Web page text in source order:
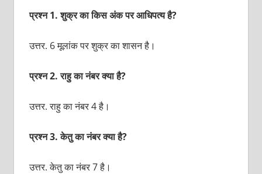
प्रश्‍न 1. शुक्र का किस अंक पर आधिपत्‍य है?
उत्तर. 6 मूलांक पर शुक्र का शासन है।
प्रश्‍न 2. राहु का नंबर क्‍या है?
उत्तर. राहु का नंबर 4 है।
प्रश्‍न 3. केतु का नंबर क्‍या है?
उत्तर. केतु का नंबर 7 है।